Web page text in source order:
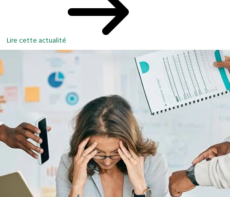
Lire cette actualité